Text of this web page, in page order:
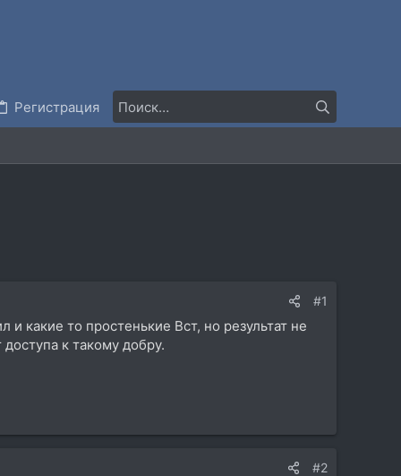
Регистрация
#1
какие то простенькие Вст, но результат не
к такому добру.
#2